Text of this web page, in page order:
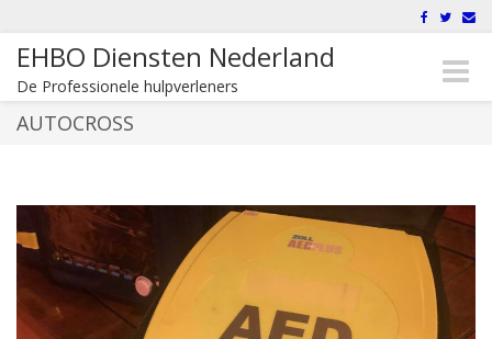
EHBO Diensten Nederland
De Professionele hulpverleners
Toggle
AUTOCROSS